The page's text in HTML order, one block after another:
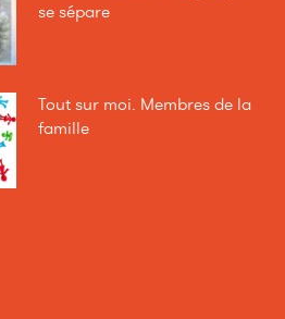
se sépare
Tout sur moi. Membres de la
famille